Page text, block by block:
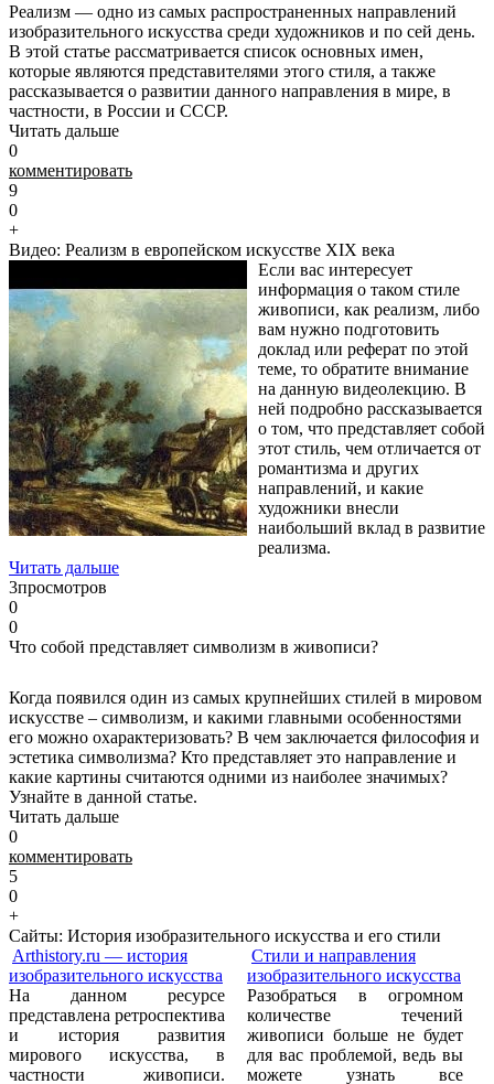
Реализм — одно из самых распространенных направлений
изобразительного искусства среди художников и по сей день.
В этой статье рассматривается список основных имен,
которые являются представителями этого стиля, а также
рассказывается о развитии данного направления в мире, в
частности, в России и СССР.
Читать дальше
0
комментировать
9
0
+
Видео: Реализм в европейском искусстве XIX века
Если вас интересует
информация о таком стиле
живописи, как реализм, либо
вам нужно подготовить
доклад или реферат по этой
теме, то обратите внимание
на данную видеолекцию. В
ней подробно рассказывается
о том, что представляет собой
этот стиль, чем отличается от
романтизма и других
направлений, и какие
художники внесли
наибольший вклад в развитие
реализма.
Читать дальше
3просмотров
0
0
Что собой представляет символизм в живописи?
Когда появился один из самых крупнейших стилей в мировом
искусстве – символизм, и какими главными особенностями
его можно охарактеризовать? В чем заключается философия и
эстетика символизма? Кто представляет это направление и
какие картины считаются одними из наиболее значимых?
Узнайте в данной статье.
Читать дальше
0
комментировать
5
0
+
Сайты: История изобразительного искусства и его стили
Arthistory.ru — история
изобразительного искусства
На данном ресурсе
представлена ретроспектива
и история развития
мирового искусства, в
частности живописи.
Стили и направления
изобразительного искусства
Разобраться в огромном
количестве течений
живописи больше не будет
для вас проблемой, ведь вы
можете узнать все